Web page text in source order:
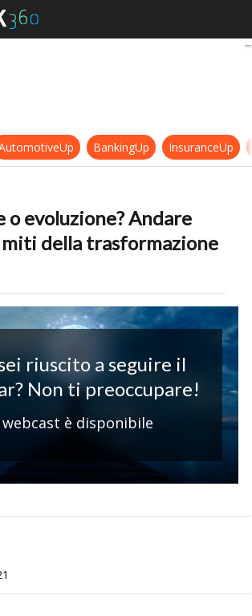
Rivoluzione o evoluzione?
BankingUp InsuranceUp
o evoluzione? Andare
della trasformazione
riuscito a seguire il
Non ti preoccupare!
webcast è disponibile